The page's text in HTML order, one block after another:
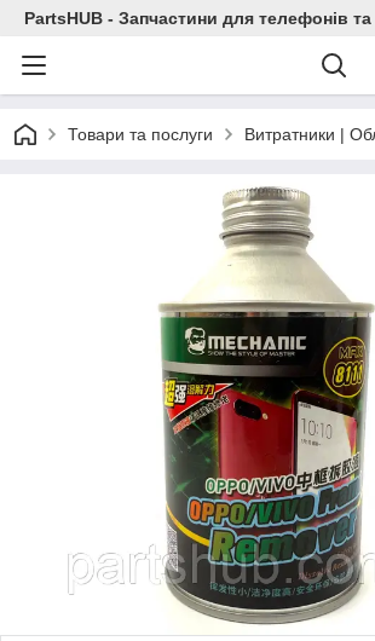
PartsHUB - Запчастини для телефонів
Товари та послуги Витратники |